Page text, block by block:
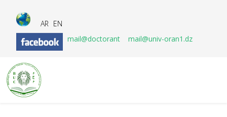
AR EN
mail@doctorant
mail@univ-oran1.dz